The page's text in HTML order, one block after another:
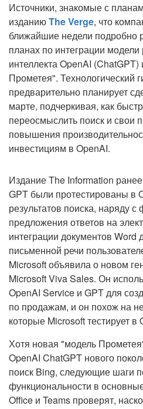
Источники, знакомые с
изданиюThe Verge, что
ближайшие недели подробно
планах по интеграции модели
интеллекта OpenAI
Прометея". Технологический
предварительно планирует
марте, подчеркивая, как
переосмыслить поиск и свои
повышения
инвестициям в OpenAI.
Издание The Information
GPT были протестированы в
результатов поиска, наряду
предложения ответов на
интеграции документов Word
письменной речи
Microsoft объявила о новом
Microsoft Viva Sales. Он
OpenAI Service и GPT для
по продажам, и он похож на
которые Microsoft тестирует в
Хотя новая "модель
OpenAI ChatGPT нового
поиск Bing, следующие шаги
функциональности в
Office и Teams проверят,